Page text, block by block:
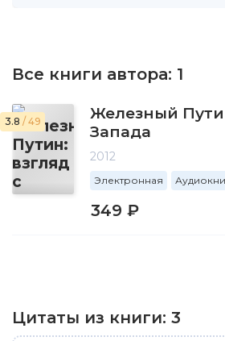
Все книги автора: 1
3.8 / 49
Железный
Запада
2012
Электронная
349 ₽
Цитаты из книги: 3